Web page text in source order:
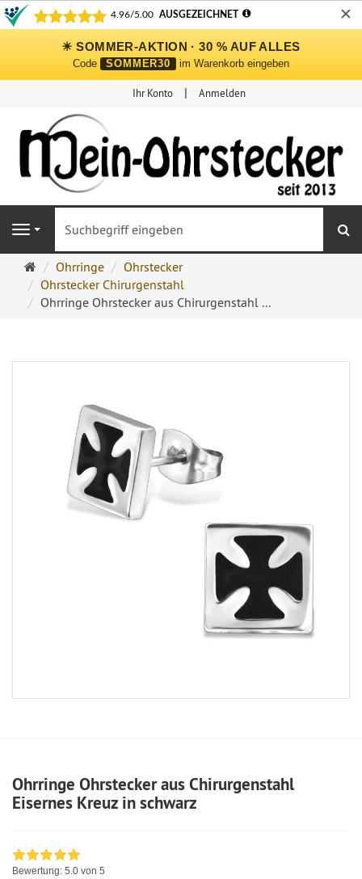
✕
☀ SOMMER-AKTION · 30 % AUF ALLES
Code SOMMER30 im Warenkorb eingeben
Ihr Konto Anmelden
Navigation
Ohrringe
Ohrstecker
Onlineshop
Ohrringe
Ohrstecker
Ohrstecker Chirurgenstahl
Ohrringe Ohrstecker aus Chirurgenstahl ...
Ohrringe Ohrstecker aus Chirurgenstahl
Eisernes Kreuz in schwarz
Bewertung: 5.0 von 5